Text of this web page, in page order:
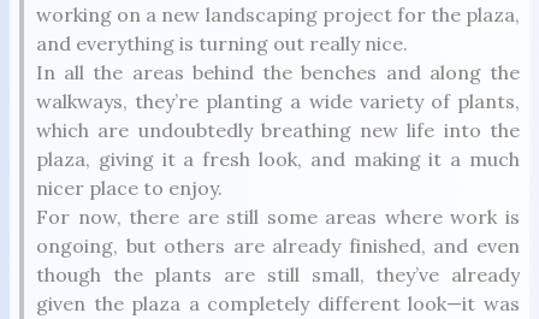
working on a new landscaping project for the plaza,
and everything is turning out really nice.
In all the areas behind the benches and along the
walkways, they’re planting a wide variety of plants,
which are undoubtedly breathing new life into the
plaza, giving it a fresh look, and making it a much
nicer place to enjoy.
For now, there are still some areas where work is
ongoing, but others are already finished, and even
though the plants are still small, they’ve already
given the plaza a completely different look—it was